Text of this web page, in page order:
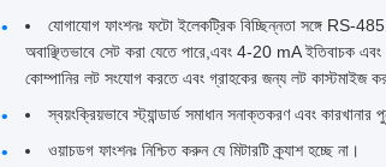
যোগাযোগ ফাংশনঃ ফটো ইলেকট্রিক বিচ্ছিন্নতা সঙ্গে
অবাঞ্ছিতভাবে সেট করা যেতে পারে,এবং 4-20 mA ইতিবাচক এবং
কোম্পানির লট সংযোগ করতে এবং গ্রাহকের জন্য লট কাস্টমাইজ
স্বয়ংক্রিয়ভাবে স্ট্যান্ডার্ড সমাধান সনাক্তকরণ এবং
ওয়াচডগ ফাংশনঃ নিশ্চিত করুন যে মিটারটি ক্র্যাশ হচ্ছে না।